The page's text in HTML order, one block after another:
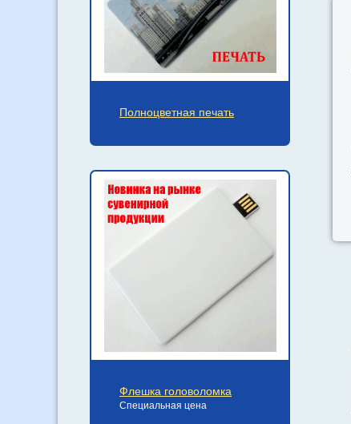
Полноцветная печать
Флешка головоломка
Специальная цена